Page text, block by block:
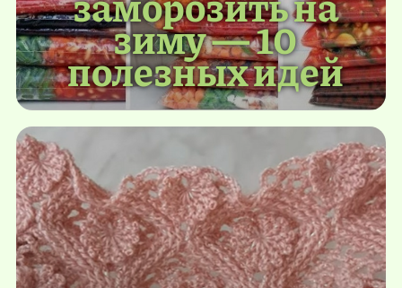
зиму — 10
полезных идей